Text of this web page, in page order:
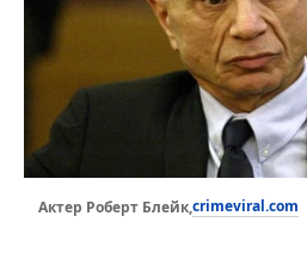
Актер Роберт Блейк,crimeviral.com